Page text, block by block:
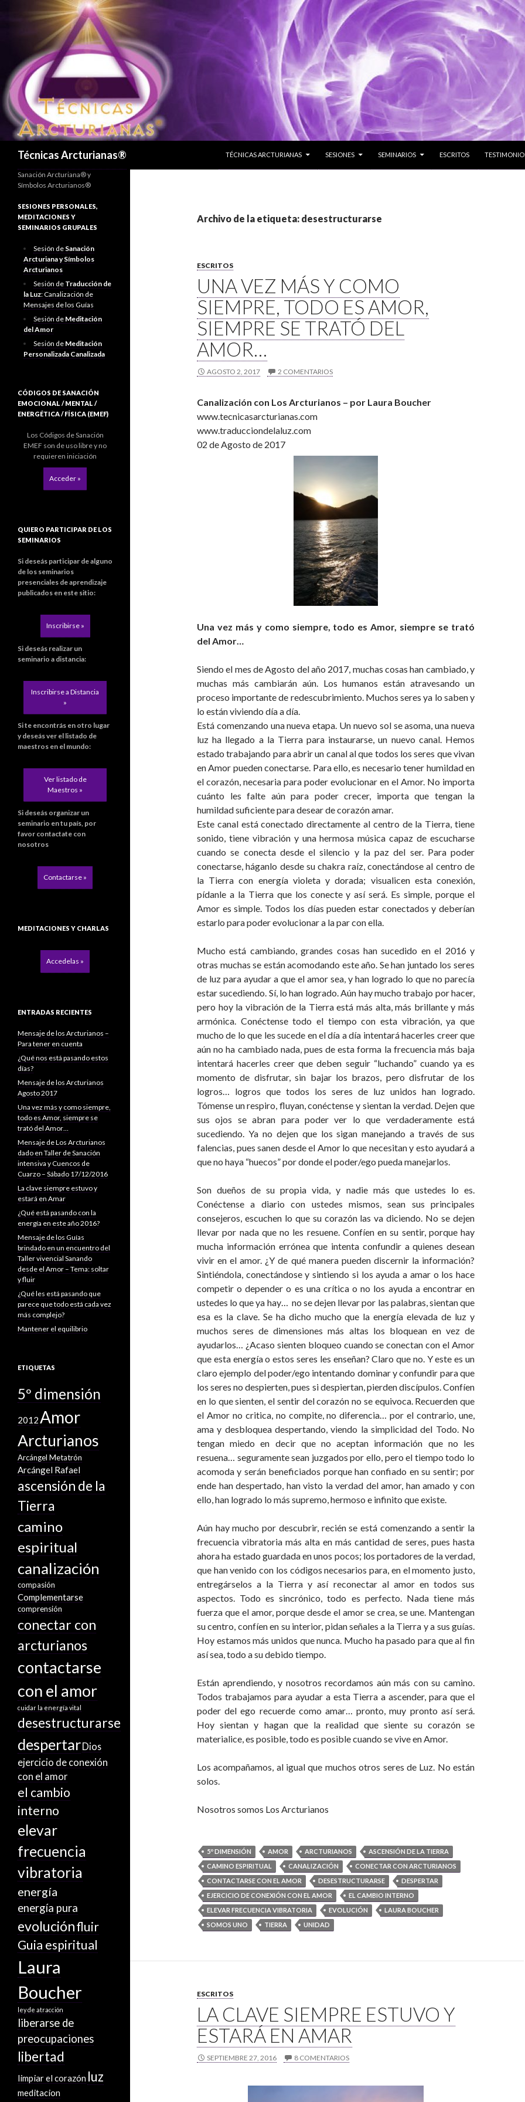
Técnicas Arcturianas®
TÉCNICAS ARCTURIANAS
SESIONES SEMINARIOS ESCRITOS
Archivo de la etiqueta: desestructurarse
ESCRITOS
UNA VEZ MÁS Y COMO
SIEMPRE, TODO ES AMOR,
SIEMPRE SE TRATÓ DEL
AMOR…
AGOSTO 2, 2017 2 COMENTARIOS
Canalización con Los Arcturianos – por Laura Boucher
www.tecnicasarcturianas.com
www.traducciondelaluz.com
02 de Agosto de 2017
Una vez más y como siempre, todo es Amor, siempre se trató
del Amor…
Siendo el mes de Agosto del año 2017, muchas cosas han cambiado, y
muchas más cambiarán aún. Los humanos están atravesando un
proceso importante de redescubrimiento. Muchos seres ya lo saben y
lo están viviendo día a día.
Está comenzando una nueva etapa. Un nuevo sol se asoma, una nueva
luz ha llegado a la Tierra para instaurarse, un nuevo canal. Hemos
estado trabajando para abrir un canal al que todos los seres que vivan
en Amor pueden conectarse. Para ello, es necesario tener humildad en
el corazón, necesaria para poder evolucionar en el Amor. No importa
cuánto les falte aún para poder crecer, importa que tengan la
humildad suficiente para desear de corazón amar.
Este canal está conectado directamente al centro de la Tierra, tiene
sonido, tiene vibración y una hermosa música capaz de escucharse
cuando se conecta desde el silencio y la paz del ser. Para poder
conectarse, háganlo desde su chakra raíz, conectándose al centro de
la Tierra con energía violeta y dorada; visualicen esta conexión,
pídanle a la Tierra que los conecte y así será. Es simple, porque el
Amor es simple. Todos los días pueden estar conectados y deberían
estarlo para poder evolucionar a la par con ella.
Mucho está cambiando, grandes cosas han sucedido en el 2016 y
otras muchas se están acomodando este año. Se han juntado los seres
de luz para ayudar a que el amor sea, y han logrado lo que no parecía
estar sucediendo. Sí, lo han logrado. Aún hay mucho trabajo por hacer,
pero hoy la vibración de la Tierra está más alta, más brillante y más
armónica. Conéctense todo el tiempo con esta vibración, ya que
mucho de lo que les sucede en el día a día intentará hacerles creer que
aún no ha cambiado nada, pues de esta forma la frecuencia más baja
intentará hacerles creer que deben seguir “luchando” cuando ya es
momento de disfrutar, sin bajar los brazos, pero disfrutar de los
logros… logros que todos los seres de luz unidos han logrado.
Tómense un respiro, fluyan, conéctense y sientan la verdad. Dejen que
sus ojos se abran para poder ver lo que verdaderamente está
sucediendo. Ya no dejen que los sigan manejando a través de sus
falencias, pues sanen desde el Amor lo que necesitan y esto ayudará a
que no haya “huecos” por donde el poder/ego pueda manejarlos.
Son dueños de su propia vida, y nadie más que ustedes lo es.
Conéctense a diario con ustedes mismos, sean sus principales
consejeros, escuchen lo que su corazón las va diciendo. No se dejen
llevar por nada que no les resuene. Confíen en su sentir, porque hay
mucha información errónea que intenta confundir a quienes desean
vivir en el amor. ¿Y de qué manera pueden discernir la información?
Sintiéndola, conectándose y sintiendo si los ayuda a amar o los hace
competir o depender o es una crítica o no los ayuda a encontrar en
ustedes lo que ya hay… no se dejen llevar por las palabras, sientan que
esa es la clave. Se ha dicho mucho que la energía elevada de luz y
muchos seres de dimensiones más altas los bloquean en vez de
ayudarlos… ¿Acaso sienten bloqueo cuando se conectan con el Amor
que esta energía o estos seres les enseñan? Claro que no. Y este es un
claro ejemplo del poder/ego intentando dominar y confundir para que
los seres no despierten, pues si despiertan, pierden discípulos. Confíen
en lo que sienten, el sentir del corazón no se equivoca. Recuerden que
el Amor no critica, no compite, no diferencia… por el contrario, une,
ama y desbloquea despertando, viendo la simplicidad del Todo. No
tengan miedo en decir que no aceptan información que no les
resuena… seguramente sean juzgados por ello, pero el tiempo todo lo
acomoda y serán beneficiados porque han confiado en su sentir; por
ende han despertado, han visto la verdad del amor, han amado y con
ello, han logrado lo más supremo, hermoso e infinito que existe.
Aún hay mucho por descubrir, recién se está comenzando a sentir la
frecuencia vibratoria más alta en más cantidad de seres, pues hasta
ahora ha estado guardada en unos pocos; los portadores de la verdad,
que han venido con los códigos necesarios para, en el momento justo,
entregárselos a la Tierra y así reconectar al amor en todos sus
aspectos. Todo es sincrónico, todo es perfecto. Nada tiene más
fuerza que el amor, porque desde el amor se crea, se une. Mantengan
su centro, confíen en su interior, pidan señales a la Tierra y a sus guías.
Hoy estamos más unidos que nunca. Mucho ha pasado para que al fin
así sea, todo a su debido tiempo.
Están aprendiendo, y nosotros recordamos aún más con su camino.
Todos trabajamos para ayudar a esta Tierra a ascender, para que el
poder del ego recuerde como amar… pronto, muy pronto así será.
Hoy sientan y hagan que la realidad que siente su corazón se
materialice, es posible, todo es posible cuando se vive en Amor.
Los acompañamos, al igual que muchos otros seres de Luz. No están
solos.
Nosotros somos Los Arcturianos
5º DIMENSIÓN AMOR ARCTURIANOS
ASCENSIÓN DE LA TIERRA
CAMINO ESPIRITUAL
CANALIZACIÓN
CONECTAR CON ARCTURIANOS
CONTACTARSE CON EL AMOR
DESESTRUCTURARSE
DESPERTAR
EJERCICIO DE CONEXIÓN CON EL AMOR
EL CAMBIO INTERNO
ELEVAR FRECUENCIA VIBRATORIA
EVOLUCIÓN
LAURA BOUCHER
SOMOS UNO
TIERRA UNIDAD
ESCRITOS
LA CLAVE SIEMPRE ESTUVO Y
ESTARÁ EN AMAR
SEPTIEMBRE 27, 2016 8 COMENTARIOS
Sanación Arcturiana® y
Símbolos Arcturianos®
SESIONES PERSONALES,
MEDITACIONES Y
SEMINARIOS GRUPALES
Sesión de Sanación
Arcturiana y Símbolos
Arcturianos
Sesión de Traducción de
la Luz: Canalización de
Mensajes de los Guías
Sesión de Meditación
del Amor
Sesión de Meditación
Personalizada Canalizada
CÓDIGOS DE SANACIÓN
EMOCIONAL / MENTAL /
ENERGÉTICA / FÍSICA (EMEF)
Los Códigos de Sanación
EMEF son de uso libre y no
requieren iniciación
Acceder »
QUIERO PARTICIPAR DE LOS
SEMINARIOS
Si deseás participar de alguno
de los seminarios
presenciales de aprendizaje
publicados en este sitio:
Inscribirse »
Si deseás realizar un
seminario a distancia:
Inscribirse a Distancia
»
Si te encontrás en otro lugar
y deseás ver el listado de
maestros en el mundo:
Ver listado de
Maestros »
Si deseás organizar un
seminario en tu país, por
favor contactate con
nosotros
Contactarse »
MEDITACIONES Y CHARLAS
Accedelas »
ENTRADAS RECIENTES
Mensaje de los Arcturianos –
Para tener en cuenta
¿Qué nos está pasando estos
días?
Mensaje de los Arcturianos
Agosto 2017
Una vez más y como siempre,
todo es Amor, siempre se
trató del Amor…
Mensaje de Los Arcturianos
dado en Taller de Sanación
intensiva y Cuencos de
Cuarzo – Sábado 17/12/2016
La clave siempre estuvo y
estará en Amar
¿Qué está pasando con la
energía en este año 2016?
Mensaje de los Guías
brindado en un encuentro del
Taller vivencial Sanando
desde el Amor – Tema: soltar
y fluir
¿Qué les está pasando que
parece que todo está cada vez
más complejo?
Mantener el equilibrio
ETIQUETAS
5º dimensión
2012Amor
Arcturianos
Arcángel Metatrón
Arcángel Rafael
ascensión de la
Tierra
camino
espiritual
canalización
compasión
Complementarse
comprensión
conectar con
arcturianos
contactarse
con el amor
cuidar la energía vital
desestructurarse
despertarDios
ejercicio de conexión
con el amor
el cambio
interno
elevar
frecuencia
vibratoria
energía
energía pura
evoluciónfluir
Guia espiritual
Laura
Boucher
ley de atracción
liberarse de
preocupaciones
libertad
limpiar el corazón luz
meditacion